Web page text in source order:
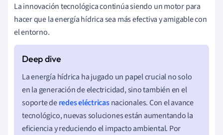
La innovación tecnológica continúa siendo un motor para
hacer que la energía hídrica sea más efectiva y amigable con
el entorno.
La energía hídrica ha jugado un papel crucial no solo
en la generación de electricidad, sino también en el
soporte deredes eléctricasnacionales. Con el avance
tecnológico, nuevas soluciones están aumentando la
eficiencia y reduciendo el impacto ambiental. Por